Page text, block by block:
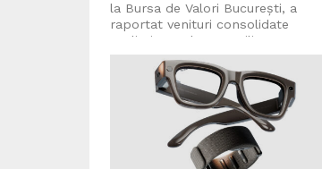
la Bursa de Valori București, a
raportat venituri consolidate
preliminare de 579 milioane euro...